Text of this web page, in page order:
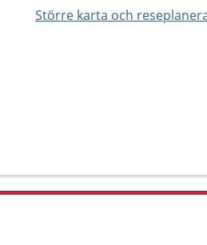
Större karta och